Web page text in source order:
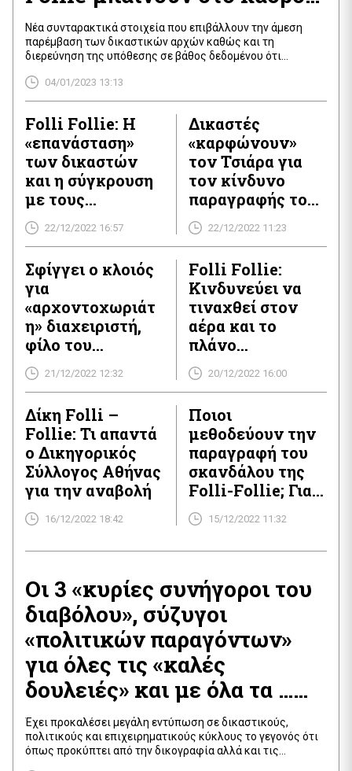
των Αρχών!
Νέα συνταρακτικά στοιχεία που επιβάλλουν την άμεση
παρέμβαση των δικαστικών αρχών καθώς και τη
διερεύνηση της υπόθεσης σε βάθος δεδομένου ότι
προσώπων , που ως τώρα κινούνταν στο παρασκήνιο ,
αλλάζουν το σκηνικό στο σκάνδαλο της Folli Follie. Τα νέα
δεδομένα , ανατρέπουν εν πολλοίς τις μέχρι σήμερα
συμβατότητες της πολύκροτης υπόθεσης […]
04/01/2023 13:13
Folli Follie: Η
«επανάσταση»
των δικαστών
και η σύγκρουση
με τους
δικηγόρους
22/12/2022 16:57
Δικαστές
«καρφώνουν»
τον Τσιάρα για
τον κίνδυνο
παραγραφής του
σκανδάλου της
Folli Follie!
22/12/2022 11:23
Σφίγγει ο κλοιός
για
«αρχοντοχωριάτ
η» διαχειριστή,
φίλο του
διαβόητου
Τζώρτζη
που υπήρξε ο
κατευθυντήριος
νους από το
παρασκήνιο της
μεγάλης απάτης!
21/12/2022 12:32
Folli Follie:
Κινδυνεύει να
τιναχθεί στον
αέρα και το
πλάνο
εξυγίανσης
20/12/2022 16:00
Δίκη Folli –
Follie: Τι απαντά
ο Δικηγορικός
Σύλλογος Αθήνας
για την αναβολή
16/12/2022 18:42
Ποιοι
μεθοδεύουν την
παραγραφή του
σκανδάλου της
Folli-Follie; Γιατί
αδρανεί η
κυβέρνηση; Θα
παρέμβει ο
Αρείου Πάγου;
Ποιοι πάνε να
«καθαρίσουν»
τους
Κουτσολιούτσους
;
15/12/2022 11:32
Οι 3 «κυρίες συνήγοροι του
διαβόλου», σύζυγοι
«πολιτικών παραγόντων»
για όλες τις «καλές
δουλειές» και με όλα τα …
μέσα!
Έχει προκαλέσει μεγάλη εντύπωση σε δικαστικούς,
πολιτικούς και επιχειρηματικούς κύκλους το γεγονός ότι
όπως προκύπτει από την δικογραφία αλλά και τις